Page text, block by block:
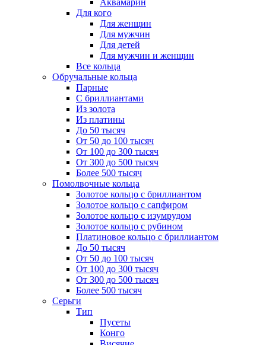
Аквамарин
Для кого
Для женщин
Для мужчин
Для детей
Для мужчин и женщин
Все кольца
Обручальные кольца
Парные
С бриллиантами
Из золота
Из платины
До 50 тысяч
От 50 до 100 тысяч
От 100 до 300 тысяч
От 300 до 500 тысяч
Более 500 тысяч
Помолвочные кольца
Золотое кольцо с бриллиантом
Золотое кольцо с сапфиром
Золотое кольцо с изумрудом
Золотое кольцо с рубином
Платиновое кольцо с бриллиантом
До 50 тысяч
От 50 до 100 тысяч
От 100 до 300 тысяч
От 300 до 500 тысяч
Более 500 тысяч
Серьги
Тип
Пусеты
Конго